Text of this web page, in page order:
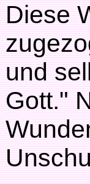
Diese
und
Gott."